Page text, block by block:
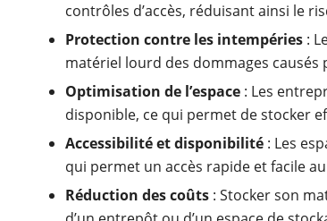
contrôles d’accès, réduisant ainsi le
Protection contre les intempéries :
matériel lourd des dommages causés
Optimisation de l’espace : Les
disponible, ce qui permet de stocker
Accessibilité et disponibilité : Les
qui permet un accès rapide et facile
Réduction des coûts : Stocker son